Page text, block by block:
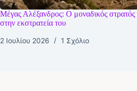
Μέγας Αλέξανδρος: O μοναδικός
στην εκστρατεία του
2 Ιουλίου 2026 1 Σχόλιο